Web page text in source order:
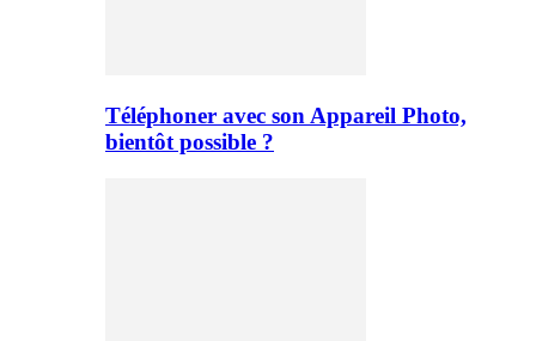
Téléphoner avec son Appareil Photo,
bientôt possible ?